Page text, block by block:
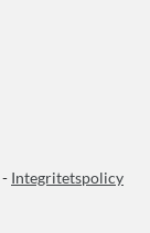
- Integritetspolicy